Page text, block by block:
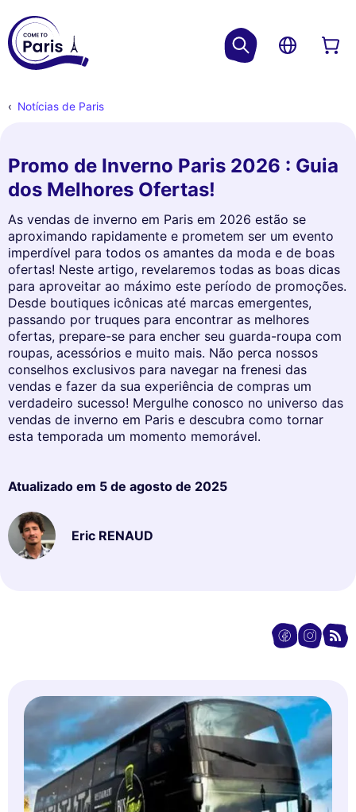
Notícias de Paris
Promo de Inverno Paris 2026 : Guia
dos Melhores Ofertas!
As vendas de inverno em Paris em 2026 estão se
aproximando rapidamente e prometem ser um evento
imperdível para todos os amantes da moda e de boas
ofertas! Neste artigo, revelaremos todas as boas dicas
para aproveitar ao máximo este período de promoções.
Desde boutiques icônicas até marcas emergentes,
passando por truques para encontrar as melhores
ofertas, prepare-se para encher seu guarda-roupa com
roupas, acessórios e muito mais. Não perca nossos
conselhos exclusivos para navegar na frenesi das
vendas e fazer da sua experiência de compras um
verdadeiro sucesso! Mergulhe conosco no universo das
vendas de inverno em Paris e descubra como tornar
esta temporada um momento memorável.
Atualizado em 5 de agosto de 2025
Eric RENAUD